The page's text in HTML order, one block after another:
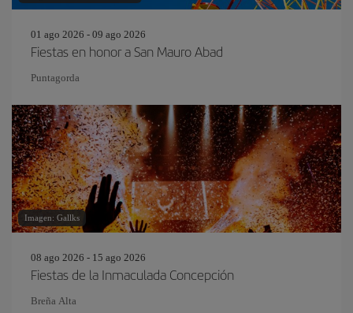
01 ago 2026 - 09 ago 2026
Fiestas en honor a San Mauro Abad
Puntagorda
Imagen: Gallks
08 ago 2026 - 15 ago 2026
Fiestas de la Inmaculada Concepción
Breña Alta